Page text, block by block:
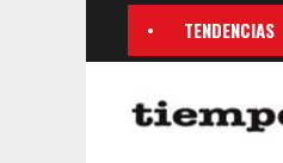
TENDENCIAS